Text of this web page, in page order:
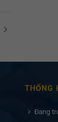
THỐNG
Đang